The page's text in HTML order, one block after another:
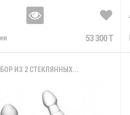
53 300 T
ИЗ 2 СТЕКЛЯННЫХ...